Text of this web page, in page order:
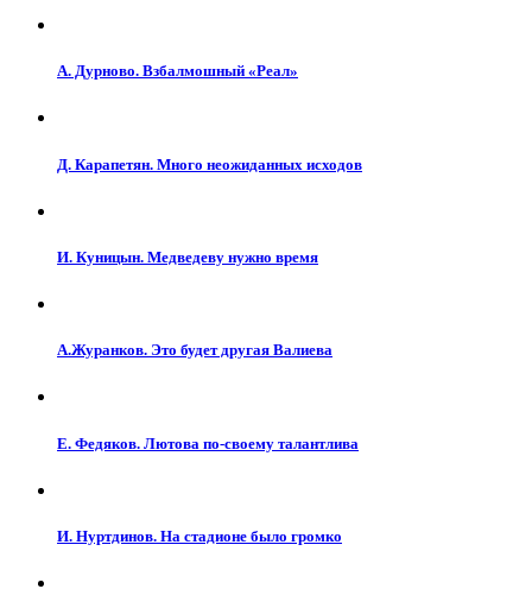
А. Дурново. Взбалмошный «Реал»
Д. Карапетян. Много неожиданных исходов
И. Куницын. Медведеву нужно время
А.Журанков. Это будет другая Валиева
Е. Федяков. Лютова по-своему талантлива
И. Нуртдинов. На стадионе было громко